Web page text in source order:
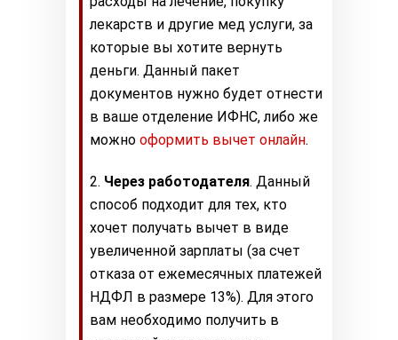
лекарств и другие мед услуги, за
которые вы хотите вернуть
деньги. Данный пакет
документов нужно будет отнести
в ваше отделение ИФНС, либо же
можно оформить вычет онлайн.
Через работодателя. Данный
способ подходит для тех, кто
хочет получать вычет в виде
увеличенной зарплаты (за счет
отказа от ежемесячных платежей
НДФЛ в размере 13%). Для этого
вам необходимо получить в